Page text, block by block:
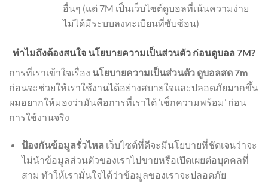
อื่นๆ (แต่ 7M เป็นเว็บไซต์ดูบอลที่เน้นความง่าย
ไม่ได้มีระบบลงทะเบียนที่ซับซ้อน)
ทำไมถึงต้องสนใจ นโยบายความเป็นส่วนตัว ก่อนดูบอล 7M?
การที่เราเข้าใจเรื่อง นโยบายความเป็นส่วนตัว ดูบอลสด 7m
ก่อนจะช่วยให้เราใช้งานได้อย่างสบายใจและปลอดภัยมากขึ้น
ผมอยากให้มองว่ามันคือการที่เราได้ ‘เช็กความพร้อม’ ก่อน
การใช้งานจริง
ป้องกันข้อมูลรั่วไหล เว็บไซต์ที่ดีจะมีนโยบายที่ชัดเจนว่าจะ
ไม่นำข้อมูลส่วนตัวของเราไปขายหรือเปิดเผยต่อบุคคลที่
สาม ทำให้เรามั่นใจได้ว่าข้อมูลของเราจะปลอดภัย